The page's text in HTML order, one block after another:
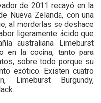
de 2011 recayó en la
Nueva Zelanda, con una
al morderlas se deshace
ligeramente ácido que
australiana Limeburst
en la cocina, tanto para
sobre todo porque su
exótico. Existen cuatro
Limeburst Burgundy,